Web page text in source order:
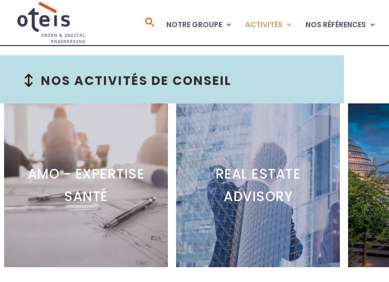
SearchNOTRE GROUPE ACTIVITÉS NOS RÉFÉRENCES
NOS ACTIVITÉS DE CONSEIL
AMO - EXPERTISE
SANTÉ
REAL ESTATE
ADVISORY